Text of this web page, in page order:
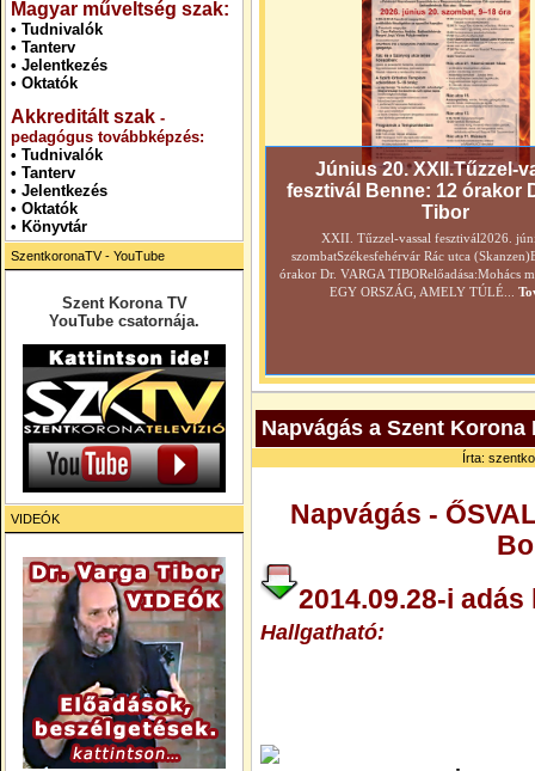
Magyar műveltség szak:
• Tudnivalók
• Tanterv
• Jelentkezés
• Oktatók
Akkreditált szak -
pedagógus továbbképzés:
• Tudnivalók
• Tanterv
• Jelentkezés
• Oktatók
• Könyvtár
SzentkoronaTV - YouTube
Szent Korona TV
YouTube csatornája.
VIDEÓK
Június 20. XXII.Tűzzel-
fesztivál Benne: 12 órakor
Tibor
XXII. Tűzzel-vassal fesztivál2026.
szombatSzékesfehérvár Rác utca
órakor Dr. VARGA TIBORelőadása:Mohács
EGY ORSZÁG, AMELY TÚLÉ...
Napvágás a Szent
Írta:
Napvágás -
2014.09.28-i
Hallgatható: